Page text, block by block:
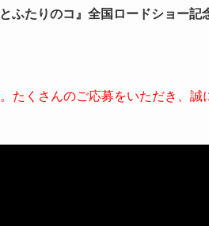
ふたりのコ』全国ロードショー記
たくさんのご応募をいただき、誠